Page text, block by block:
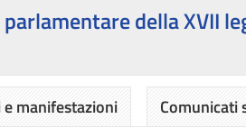
della XVII
e manifestazioni Comunicati